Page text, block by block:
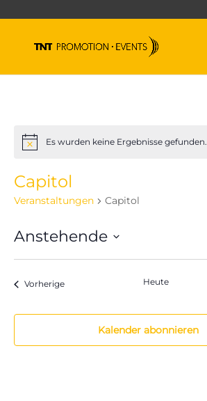
HinweisEs wurden keine Ergebnisse gefunden.
Capitol
Veranstaltungen Capitol
Anstehende
VorherigeVeranstaltungen Heute
Kalender abonnieren